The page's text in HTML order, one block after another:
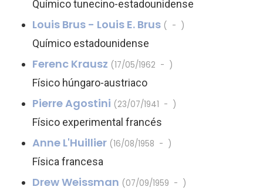
Químico tunecino-estadounidense
Louis Brus - Louis E. Brus ( - )
Químico estadounidense
Ferenc Krausz (17/05/1962 - )
Físico húngaro-austriaco
Pierre Agostini (23/07/1941 - )
Físico experimental francés
Anne L'Huillier (16/08/1958 - )
Física francesa
Drew Weissman (07/09/1959 - )